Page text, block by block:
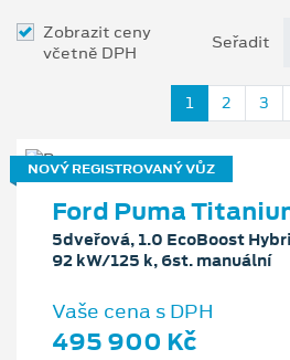
Zobrazit ceny
včetně DPH
Seřadit
1 2 3
NOVÝ REGISTROVANÝ VŮZ
Ford Puma
5dveřová, 1.0 EcoBoost
92 kW/125 k, 6st. manuální
Vaše cena s DPH
495 900 Kč